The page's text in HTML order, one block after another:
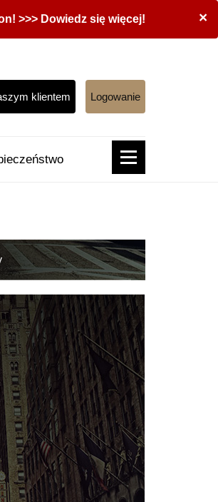
×
>>> Dowiedz się więcej!
klientem Logowanie